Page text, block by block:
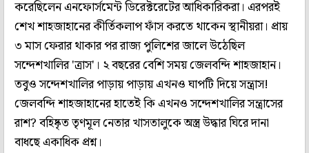
করেছিলেন এনফোর্সমেন্ট ডিরেক্টরেটের আধিকারিকরা। এরপরই
শেখ শাহজাহানের কীর্তিকলাপ ফাঁস করতে থাকেন স্থানীয়রা। প্রায়
৩ মাস ফেরার থাকার পর রাজ্য পুলিশের জালে উঠেছিল
সন্দেশখালির 'ত্রাস'। ২ বছরের বেশি সময় জেলবন্দি শাহজাহান।
তবুও সন্দেশখালির পাড়ায় পাড়ায় এখনও ঘাপটি দিয়ে সন্ত্রাস!
জেলবন্দি শাহজাহানের হাতেই কি এখনও সন্দেশখালির সন্ত্রাসের
রাশ? বহিষ্কৃত তৃণমূল নেতার খাসতালুকে অস্ত্র উদ্ধার ঘিরে দানা
বাধছে একাধিক প্রশ্ন।